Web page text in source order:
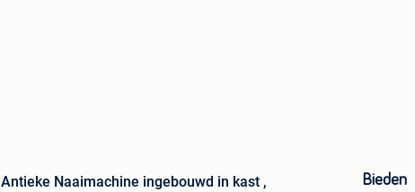
Antieke Naaimachine ingebouwd in kast ,
Bieden